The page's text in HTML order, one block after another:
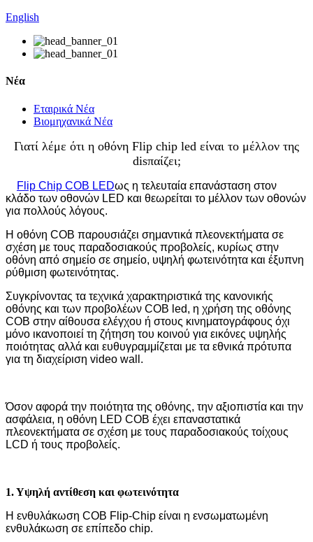
English
Νέα
Εταιρικά Νέα
Βιομηχανικά Νέα
Γιατί λέμε ότι η οθόνη Flip chip led είναι το μέλλον της
disπαίζει;
Flip Chip COB LEDως η τελευταία επανάσταση στον
κλάδο των οθονών LED και θεωρείται το μέλλον των οθονών
για πολλούς λόγους.
Η οθόνη COB παρουσιάζει σημαντικά πλεονεκτήματα σε
σχέση με τους παραδοσιακούς προβολείς, κυρίως στην
οθόνη από σημείο σε σημείο, υψηλή φωτεινότητα και έξυπνη
ρύθμιση φωτεινότητας.
Συγκρίνοντας τα τεχνικά χαρακτηριστικά της κανονικής
οθόνης και των προβολέων COB led, η χρήση της οθόνης
COB στην αίθουσα ελέγχου ή στους κινηματογράφους όχι
μόνο ικανοποιεί τη ζήτηση του κοινού για εικόνες υψηλής
ποιότητας αλλά και ευθυγραμμίζεται με τα εθνικά πρότυπα
για τη διαχείριση video wall.
Όσον αφορά την ποιότητα της οθόνης, την αξιοπιστία και την
ασφάλεια, η οθόνη LED COB έχει επαναστατικά
πλεονεκτήματα σε σχέση με τους παραδοσιακούς τοίχους
LCD ή τους προβολείς.
1. Υψηλή αντίθεση και φωτεινότητα
Η ενθυλάκωση COB Flip-Chip είναι η ενσωματωμένη
ενθυλάκωση σε επίπεδο chip.